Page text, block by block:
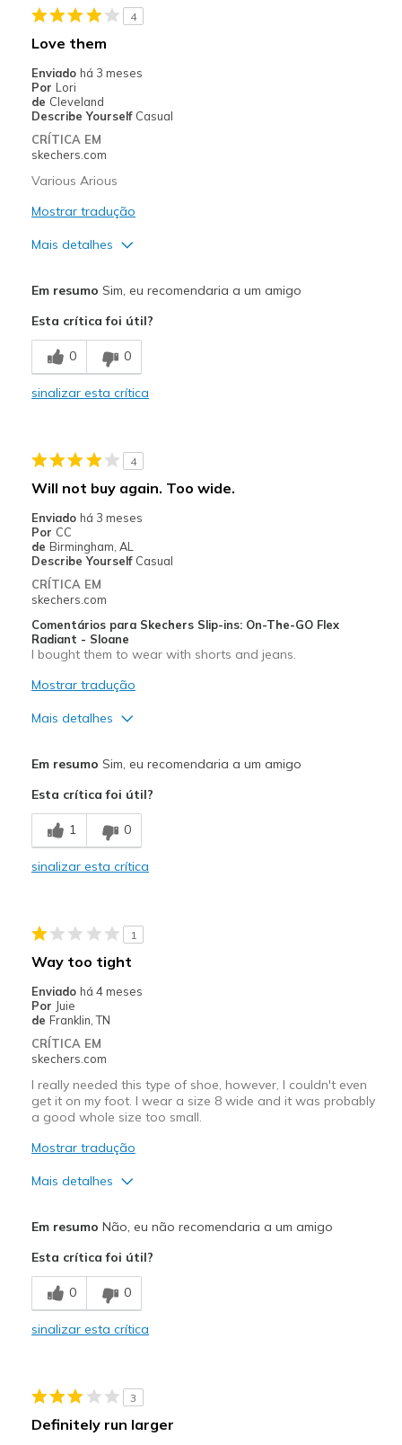
Melhores utilizações
Going Out
4
Love them
Enviado há 3 meses
Por Lori
de Cleveland
Describe Yourself Casual
CRÍTICA EM
skechers.com
Various Arious
Mostrar tradução
Mais detalhes
Width
Sizing
Em resumo Sim, eu recomendaria a um amigo
Esta crítica foi útil?
0 0
sinalizar esta crítica
4
Will not buy again. Too wide.
Enviado há 3 meses
Por CC
de Birmingham, AL
Describe Yourself Casual
CRÍTICA EM
skechers.com
Comentários para Skechers Slip-ins: On-The-GO Flex
Radiant - Sloane
I bought them to wear with shorts and jeans.
Mostrar tradução
Mais detalhes
Stylish
Contras
Poor Cushioning
Casual Wear
Sizing
View On Shoes
Em resumo Sim, eu recomendaria a um amigo
Esta crítica foi útil?
1 0
sinalizar esta crítica
1
Way too tight
Enviado há 4 meses
Por Juie
de Franklin, TN
CRÍTICA EM
skechers.com
I really needed this type of shoe, however, I couldn't even
get it on my foot. I wear a size 8 wide and it was probably
a good whole size too small.
Mostrar tradução
Mais detalhes
Sizing
Em resumo Não, eu não recomendaria a um amigo
Esta crítica foi útil?
0 0
sinalizar esta crítica
3
Definitely run larger